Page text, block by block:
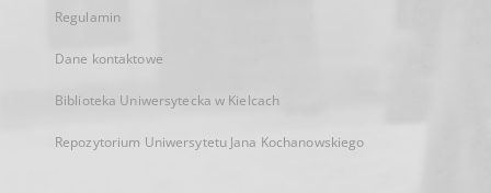
Regulamin
Dane kontaktowe
Biblioteka Uniwersytecka w Kielcach
Repozytorium Uniwersytetu Jana Kochanowskiego